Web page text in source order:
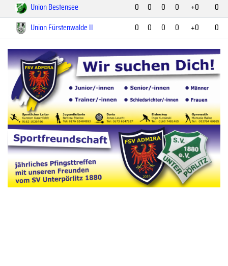
Union Bestensee
0 0 0 0 +0
0
Union Fürstenwalde II
0 0 0 0 +0 0